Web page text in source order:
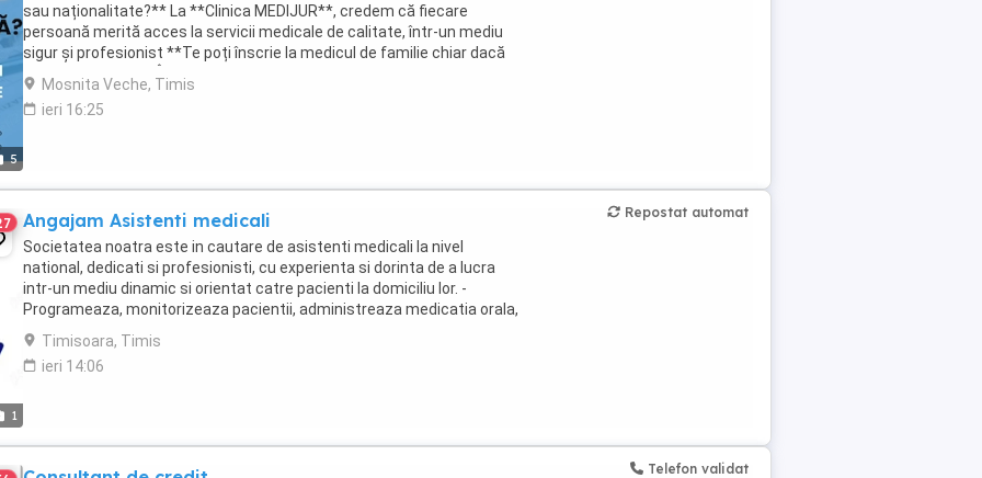
5
sau naționalitate?** La **Clinica MEDIJUR**, credem că fiecare
persoană merită acces la servicii medicale de calitate, într-un mediu
sigur și profesionist **Te poți înscrie la medicul de familie chiar dacă
NU ești asigurat!** În ...
Mosnita Veche, Timis
ieri 16:25
1
Angajam Asistenti medicali
Societatea noatra este in cautare de asistenti medicali la nivel
national, dedicati si profesionisti, cu experienta si dorinta de a lucra
intr-un mediu dinamic si orientat catre pacienti la domiciliu lor. -
Programeaza, monitorizeaza pacientii, administreaza medicatia orala,
injectabila, perfuzabila ...
Timisoara, Timis
ieri 14:06
Repostat automat
Telefon validat